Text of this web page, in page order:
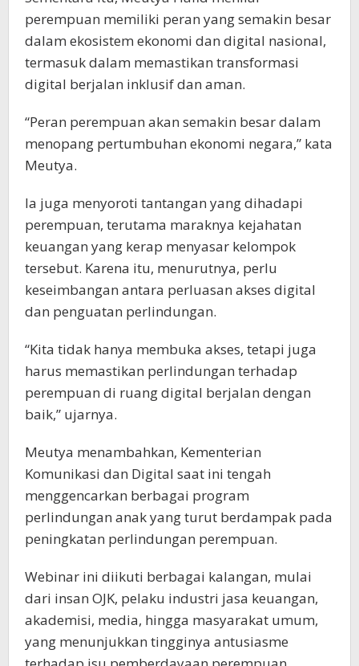
perempuan memiliki peran yang semakin besar
dalam ekosistem ekonomi dan digital nasional,
termasuk dalam memastikan transformasi
digital berjalan inklusif dan aman.
“Peran perempuan akan semakin besar dalam
menopang pertumbuhan ekonomi negara,” kata
Meutya.
Ia juga menyoroti tantangan yang dihadapi
perempuan, terutama maraknya kejahatan
keuangan yang kerap menyasar kelompok
tersebut. Karena itu, menurutnya, perlu
keseimbangan antara perluasan akses digital
dan penguatan perlindungan.
“Kita tidak hanya membuka akses, tetapi juga
harus memastikan perlindungan terhadap
perempuan di ruang digital berjalan dengan
baik,” ujarnya.
Meutya menambahkan, Kementerian
Komunikasi dan Digital saat ini tengah
menggencarkan berbagai program
perlindungan anak yang turut berdampak pada
peningkatan perlindungan perempuan.
Webinar ini diikuti berbagai kalangan, mulai
dari insan OJK, pelaku industri jasa keuangan,
akademisi, media, hingga masyarakat umum,
yang menunjukkan tingginya antusiasme